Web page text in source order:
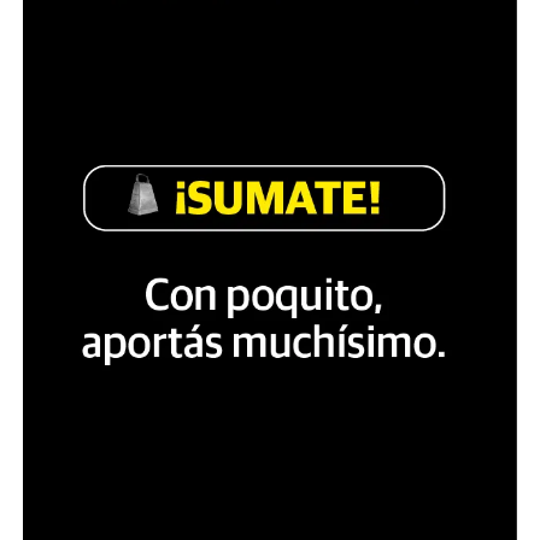
ciudadanos son víctimas reales o potenciales de los
abusos de las fuerzas armadas, las policías, el
crimen organizado o el delito común. Estados
institucional en México, pues el estado de guerra
descrito es producto directo del Acuerdo para la
Seguridad y la Prosperidad de América del Norte
(ASPAN 2005). La soberanía del país fue entregada a